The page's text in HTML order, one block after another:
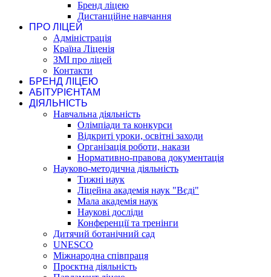
Бренд ліцею
Дистанційне навчання
ПРО ЛІЦЕЙ
Адміністрація
Країна Ліценія
ЗМІ про ліцей
Контакти
БРЕНД ЛІЦЕЮ
АБІТУРІЄНТАМ
ДІЯЛЬНІСТЬ
Навчальна діяльність
Олімпіади та конкурси
Відкриті уроки, освітні заходи
Організація роботи, накази
Нормативно-правова документація
Науково-методична діяльність
Тижні наук
Ліцейна академія наук "Вєді"
Мала академія наук
Наукові досліди
Конференції та тренінги
Дитячий ботанічний сад
UNESCO
Міжнародна співпраця
Проєктна діяльність